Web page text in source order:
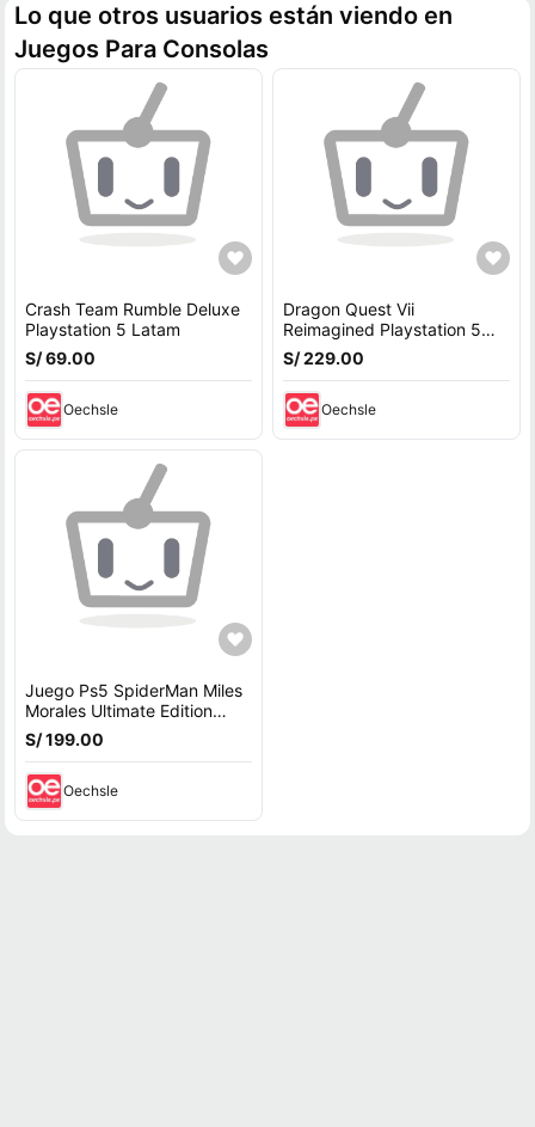
Lo que otros usuarios están viendo en
Juegos Para Consolas
Crash Team Rumble Deluxe
Playstation 5 Latam
S/ 69.00
Oechsle
Dragon Quest Vii
Reimagined Playstation 5
Latam
S/ 229.00
Oechsle
Juego Ps5 SpiderMan Miles
Morales Ultimate Edition
Latam
S/ 199.00
Oechsle